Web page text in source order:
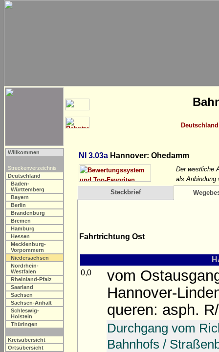
Deutschland
Willkommen
Streckenverzeichnis
Deutschland
Baden-
Württemberg
Bayern
Berlin
Brandenburg
Bremen
Hamburg
Hessen
Mecklenburg-
Vorpommern
Niedersachsen
Nordrhein-
Westfalen
Rheinland-Pfalz
Saarland
Sachsen
Sachsen-Anhalt
Schleswig-
Holstein
Thüringen
Kreisübersicht
Ortsübersicht
NI 3.03a Hannover: Ohedamm
Der westliche
als Anbindung
Steckbrief
Fahrtrichtung Ost
0,0
vom
Hannover-
queren: asph.
Durchgang vom
Bahnhofs /